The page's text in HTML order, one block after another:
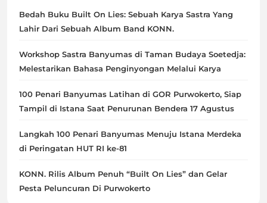
Bedah Buku Built On Lies: Sebuah Karya Sastra Yang
Lahir Dari Sebuah Album Band KONN.
Workshop Sastra Banyumas di Taman Budaya Soetedja:
Melestarikan Bahasa Penginyongan Melalui Karya
100 Penari Banyumas Latihan di GOR Purwokerto, Siap
Tampil di Istana Saat Penurunan Bendera 17 Agustus
Langkah 100 Penari Banyumas Menuju Istana Merdeka
di Peringatan HUT RI ke-81
KONN. Rilis Album Penuh “Built On Lies” dan Gelar
Pesta Peluncuran Di Purwokerto